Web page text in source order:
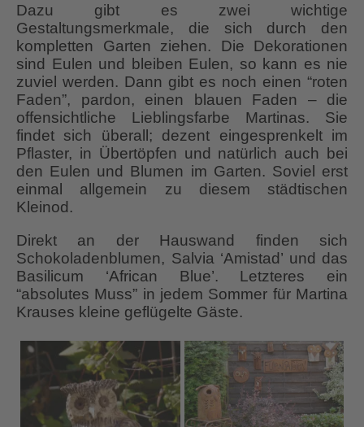
Dazu gibt es zwei wichtige
Gestaltungsmerkmale, die sich durch den
kompletten Garten ziehen. Die Dekorationen
sind Eulen und bleiben Eulen, so kann es nie
zuviel werden. Dann gibt es noch einen “roten
Faden”, pardon, einen blauen Faden – die
offensichtliche Lieblingsfarbe Martinas. Sie
findet sich überall; dezent eingesprenkelt im
Pflaster, in Übertöpfen und natürlich auch bei
den Eulen und Blumen im Garten. Soviel erst
einmal allgemein zu diesem städtischen
Kleinod.
Direkt an der Hauswand finden sich
Schokoladenblumen, Salvia ‘Amistad’ und das
Basilicum ‘African Blue’. Letzteres ein
“absolutes Muss” in jedem Sommer für Martina
Krauses kleine geflügelte Gäste.